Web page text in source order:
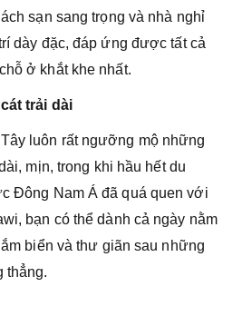
sạn sang trọng và nhà nghỉ
dày đặc, đáp ứng được tất cả
ở khắt khe nhất.
trải dài
luôn rất ngưỡng mộ những
mịn, trong khi hầu hết du
Đông Nam Á đã quá quen với
bạn có thể dành cả ngày nằm
biển và thư giãn sau những
thẳng.